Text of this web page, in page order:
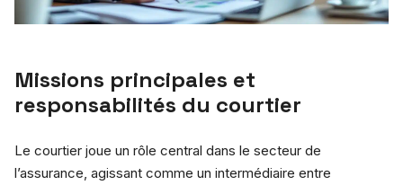
Missions principales et
responsabilités du courtier
Le courtier joue un rôle central dans le secteur de
l’assurance, agissant comme un intermédiaire entre